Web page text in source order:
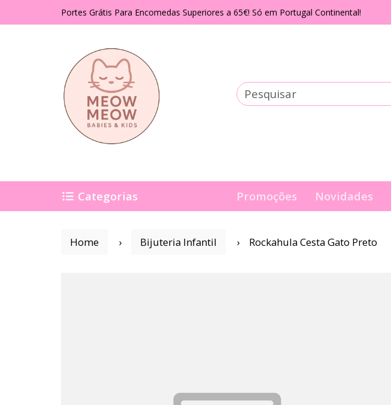
Portes Grátis Para Encomedas Superiores a 65€! Só em Portugal Continental!
Promoções Novidades
Categorias
Home Bijuteria Infantil Rockahula Cesta Gato Preto